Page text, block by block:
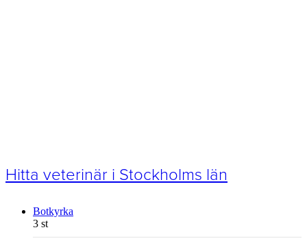
Hitta veterinär i Stockholms län
Botkyrka
3 st